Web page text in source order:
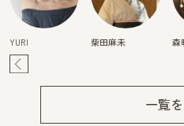
YURI 柴田麻未 森
一覧